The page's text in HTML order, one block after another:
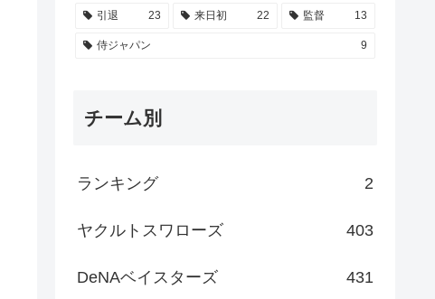
引退 23 来日初 22 監督 13
侍ジャパン 9
チーム別
ランキング 2
ヤクルトスワローズ 403
DeNAベイスターズ 431